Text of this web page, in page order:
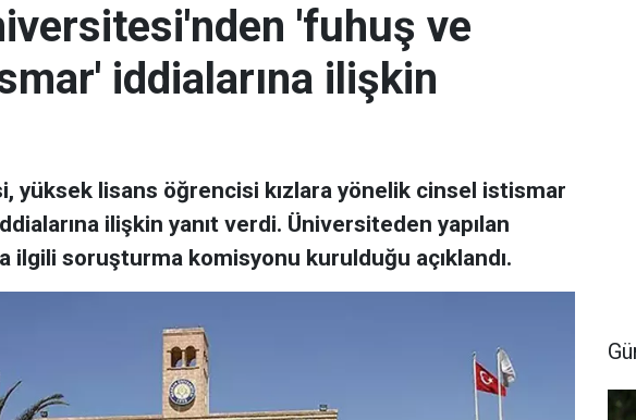
'fuhuş ve
iddialarına ilişkin
yüksek lisans öğrencisi kızlara yönelik cinsel istismar
ilişkin yanıt verdi. Üniversiteden yapılan
ilgili soruşturma komisyonu kurulduğu açıklandı.